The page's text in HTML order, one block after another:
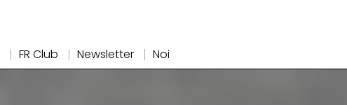
FR Club Newsletter Noi